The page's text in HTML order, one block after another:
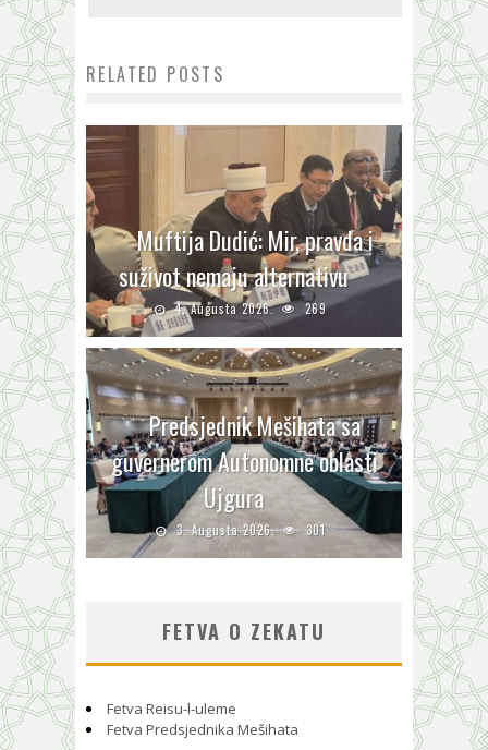
RELATED POSTS
Muftija Dudić: Mir, pravda i
suživot nemaju alternativu
4. Augusta 2026. 269
Predsjednik Mešihata sa
guvernerom Autonomne oblasti
Ujgura
3. Augusta 2026. 301
FETVA O ZEKATU
Fetva Reisu-l-uleme
Fetva Predsjednika Mešihata